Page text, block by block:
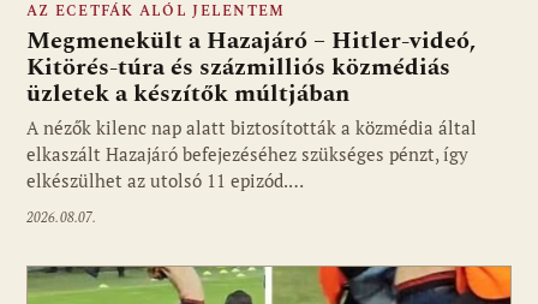
Fotó: media1.hu
AZ ECETFÁK ALÓL JELENTEM
Megmenekült a Hazajáró – Hitler-videó,
Kitörés-túra és százmilliós közmédiás
üzletek a készítők múltjában
A nézők kilenc nap alatt biztosították a közmédia által
elkaszált Hazajáró befejezéséhez szükséges pénzt, így
elkészülhet az utolsó 11 epizód.…
2026.08.07.